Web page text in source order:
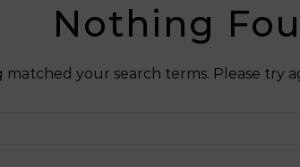
Nothing
your search terms. Please try